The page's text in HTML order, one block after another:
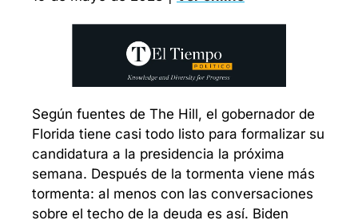
Según fuentes de The Hill, el gobernador de
Florida tiene casi todo listo para formalizar su
candidatura a la presidencia la próxima
semana. Después de la tormenta viene más
tormenta: al menos con las conversaciones
sobre el techo de la deuda es así. Biden